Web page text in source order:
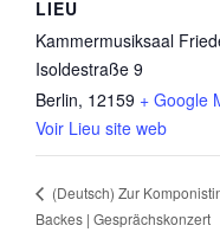
LIEU
Kammermusiksaal
Isoldestraße 9
Berlin, 12159 + Google
Voir Lieu site web
(Deutsch) Zur
Backes | Gesprächskonzert